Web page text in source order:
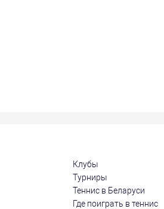
Клубы
Турниры
Теннис в Беларуси
Где поиграть в теннис